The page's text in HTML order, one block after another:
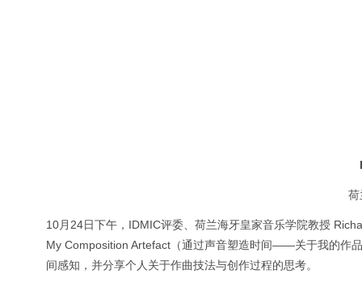
荷
10月24日下午，IDMIC评委、荷兰海牙皇家音乐学院教授
My Composition Artefact（通过声音塑造时间——关于我的作
间感知，并分享个人关于作曲技法与创作过程的思考。